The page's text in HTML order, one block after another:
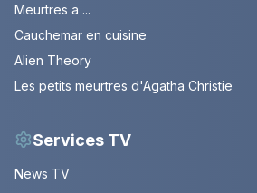
Meurtres a ...
Cauchemar en cuisine
Alien Theory
Les petits meurtres d'Agatha Christie
Services TV
News TV